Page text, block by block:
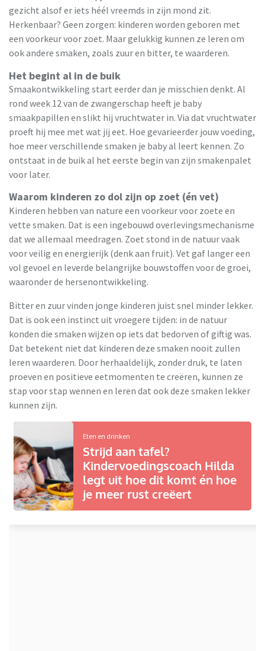
gezicht alsof er iets héél vreemds in zijn mond zit.
Herkenbaar? Geen zorgen: kinderen worden geboren met
een voorkeur voor zoet. Maar gelukkig kunnen ze leren om
ook andere smaken, zoals zuur en bitter, te waarderen.
Het begint al in de buik
Smaakontwikkeling start eerder dan je misschien denkt. Al
rond week 12 van de zwangerschap heeft je baby
smaakpapillen en slikt hij vruchtwater in. Via dat vruchtwater
proeft hij mee met wat jij eet. Hoe gevarieerder jouw voeding,
hoe meer verschillende smaken je baby al leert kennen. Zo
ontstaat in de buik al het eerste begin van zijn smakenpalet
voor later.
Waarom kinderen zo dol zijn op zoet (én vet)
Kinderen hebben van nature een voorkeur voor zoete en
vette smaken. Dat is een ingebouwd overlevingsmechanisme
dat we allemaal meedragen. Zoet stond in de natuur vaak
voor veilig en energierijk (denk aan fruit). Vet gaf langer een
vol gevoel en leverde belangrijke bouwstoffen voor de groei,
waaronder de hersenontwikkeling.
Bitter en zuur vinden jonge kinderen juist snel minder lekker.
Dat is ook een instinct uit vroegere tijden: in de natuur
konden die smaken wijzen op iets dat bedorven of giftig was.
Dat betekent niet dat kinderen deze smaken nooit zullen
leren waarderen. Door herhaaldelijk, zonder druk, te laten
proeven en positieve eetmomenten te creëren, kunnen ze
stap voor stap wennen en leren dat ook deze smaken lekker
kunnen zijn.
Eten en drinken
Strijd aan tafel?
Kindervoedingscoach Hilda
legt uit hoe dit komt én hoe
je meer rust creëert